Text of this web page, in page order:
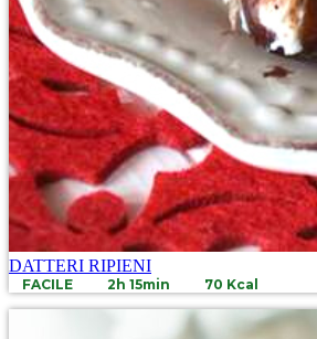
DATTERI RIPIENI
FACILE 2h 15min 70 Kcal